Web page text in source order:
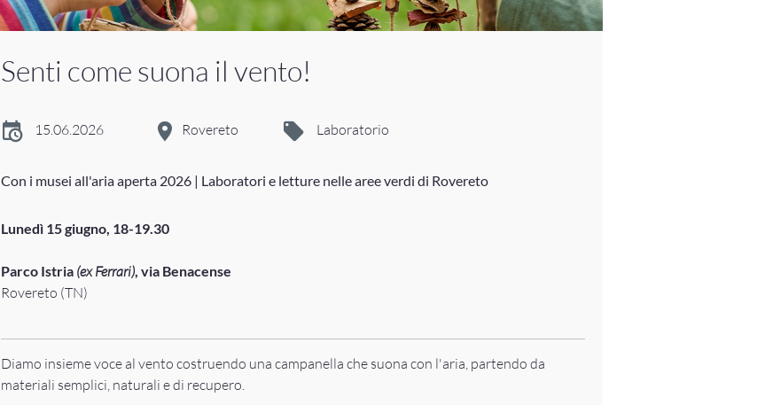
Senti come suona il vento!
15.06.2026 Rovereto Laboratorio
Con i musei all'aria aperta 2026 | Laboratori e letture nelle aree verdi di Rovereto
Lunedì 15 giugno, 18-19.30
Parco Istria (ex Ferrari), via Benacense
Rovereto (TN)
Diamo insieme voce al vento costruendo una campanella che suona con l'aria, partendo da
materiali semplici, naturali e di recupero.